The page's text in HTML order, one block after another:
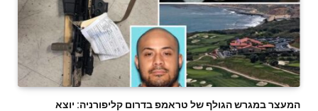
המעצר במגרש הגולף של טראמפ בדרום קליפורניה: יוצא